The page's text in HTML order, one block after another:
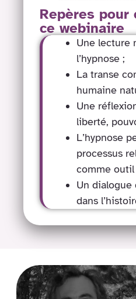
Repères pour
ce webinaire
Une lecture
l’hypnose ;
La transe
humaine
Une
liberté,
L’hypnose
processus
comme outil
Un
dans